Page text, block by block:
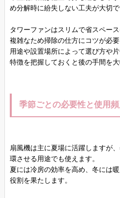
め分解時に紛失しない工夫が大切で
タワーファンはスリムで省スペー
複雑なため掃除の仕方にコツが必要
用途や設置場所によって選び方や
特徴を把握しておくと後の手間を大
季節ごとの必要性と使用
扇風機は主に夏場に活躍しますが
環させる用途でも使えます。
夏には冷房の効率を高め、冬には
役割を果たします。